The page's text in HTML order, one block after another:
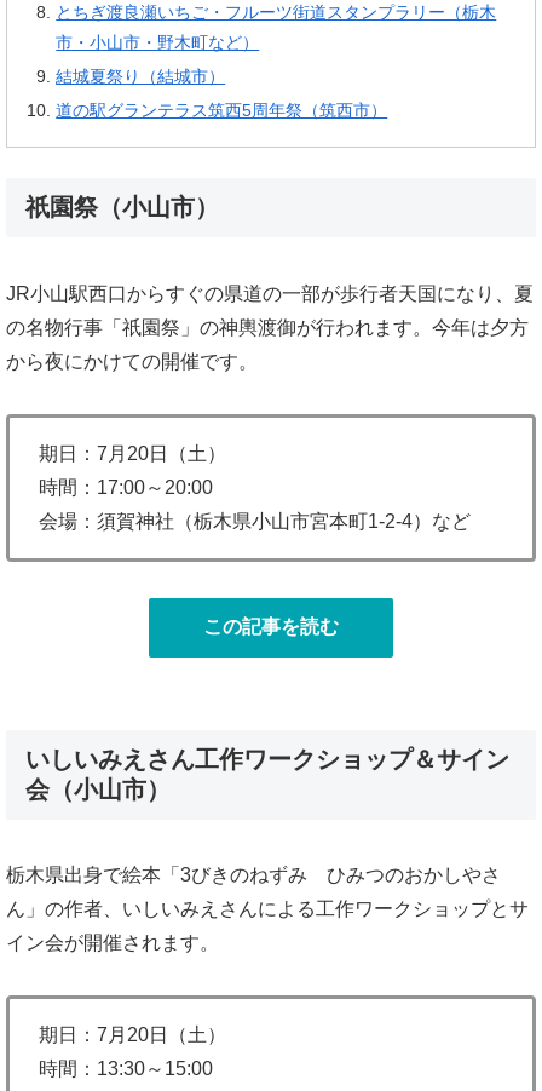
とちぎ渡良瀬いちご・フルーツ街道スタンプラリー（栃木
市・小山市・野木町など）
結城夏祭り（結城市）
道の駅グランテラス筑西5周年祭（筑西市）
祇園祭（小山市）
JR小山駅西口からすぐの県道の一部が歩行者天国になり、夏
の名物行事「祇園祭」の神輿渡御が行われます。今年は夕方
から夜にかけての開催です。
期日：7月20日（土）
時間：17:00～20:00
会場：須賀神社（栃木県小山市宮本町1-2-4）など
この記事を読む
いしいみえさん工作ワークショップ＆サイン
会（小山市）
栃木県出身で絵本「3びきのねずみ ひみつのおかしやさ
ん」の作者、いしいみえさんによる工作ワークショップとサ
イン会が開催されます。
期日：7月20日（土）
時間：13:30～15:00